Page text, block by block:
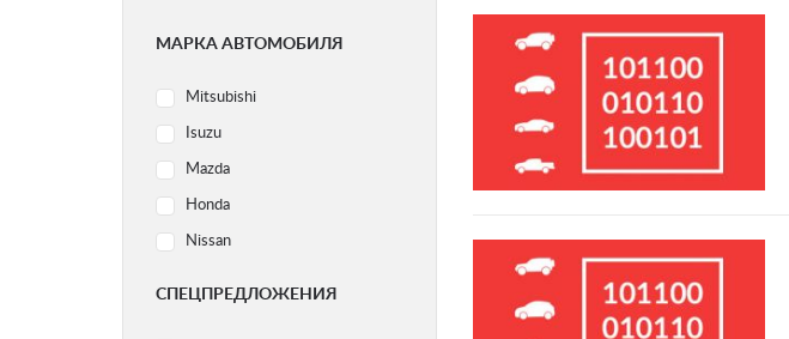
МАРКА АВТОМОБИЛЯ
Mitsubishi
Isuzu
Mazda
Honda
Nissan
СПЕЦПРЕДЛОЖЕНИЯ